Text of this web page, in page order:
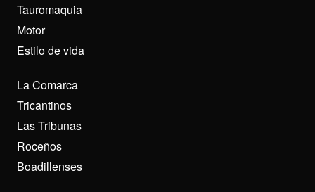
Tauromaquia
Motor
Estilo de vida
La Comarca
Tricantinos
Las Tribunas
Roceños
Boadillenses